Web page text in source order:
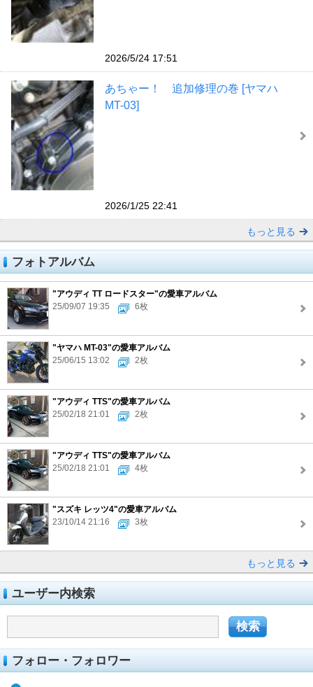
2026/5/24 17:51
あちゃー！ 追加修理の巻 [ヤマハ
MT-03]
2026/1/25 22:41
もっと見る
フォトアルバム
"アウディ TT ロードスター"の愛車アルバム
25/09/07 19:35
6枚
"ヤマハ MT-03"の愛車アルバム
25/06/15 13:02
2枚
"アウディ TTS"の愛車アルバム
25/02/18 21:01
2枚
"アウディ TTS"の愛車アルバム
25/02/18 21:01
4枚
"スズキ レッツ4"の愛車アルバム
23/10/14 21:16
3枚
もっと見る
ユーザー内検索
フォロー・フォロワー